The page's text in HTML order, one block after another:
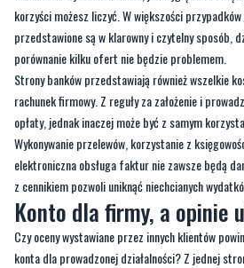
Strony banków przedstawiają również wszelkie
rachunek firmowy. Z reguły za założenie i
opłaty, jednak inaczej może być z samym
Wykonywanie przelewów, korzystanie z
elektroniczna obsługa faktur nie zawsze będą
z cennikiem pozwoli uniknąć niechcianych
Konto dla firmy, a opinie
Czy oceny wystawiane przez innych klientów
konta dla prowadzonej działalności? Z jednej
zawierają sporo wartościowych szczegółów, z
i mogą wprowadzać w błąd. Należy więc
jako jedyne źródło informacji o usłudze. Bardziej